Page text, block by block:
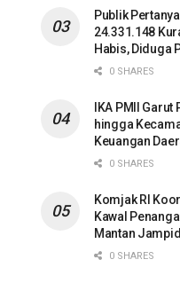
Publik
24.331.148
Habis, Diduga
0 SHARES
IKA PMII
hingga
Keuangan
0 SHARES
Komjak RI
Kawal
Mantan
0 SHARES